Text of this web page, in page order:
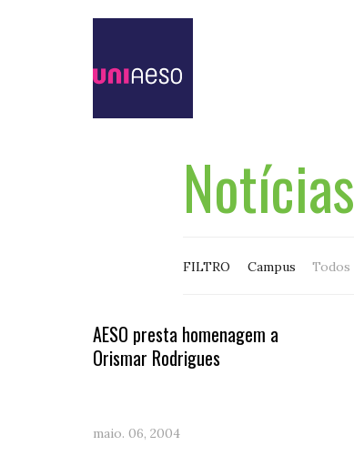
Notícias
FILTRO Campus
AESO presta homenagem a
Orismar Rodrigues
maio. 06, 2004